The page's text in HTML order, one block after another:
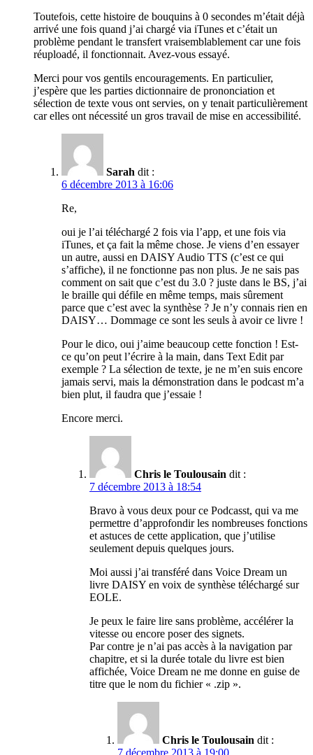
Toutefois, cette histoire de bouquins à 0 secondes m’était déjà
arrivé une fois quand j’ai chargé via iTunes et c’était un
problème pendant le transfert vraisemblablement car une fois
réuploadé, il fonctionnait. Avez-vous essayé.
Merci pour vos gentils encouragements. En particulier,
j’espère que les parties dictionnaire de prononciation et
sélection de texte vous ont servies, on y tenait particulièrement
car elles ont nécessité un gros travail de mise en accessibilité.
Sarah dit :
6 décembre 2013 à 16:06
Re,
oui je l’ai téléchargé 2 fois via l’app, et une fois via
iTunes, et ça fait la même chose. Je viens d’en essayer
un autre, aussi en DAISY Audio TTS (c’est ce qui
s’affiche), il ne fonctionne pas non plus. Je ne sais pas
comment on sait que c’est du 3.0 ? juste dans le BS, j’ai
le braille qui défile en même temps, mais sûrement
parce que c’est avec la synthèse ? Je n’y connais rien en
DAISY… Dommage ce sont les seuls à avoir ce livre !
Pour le dico, oui j’aime beaucoup cette fonction ! Est-
ce qu’on peut l’écrire à la main, dans Text Edit par
exemple ? La sélection de texte, je ne m’en suis encore
jamais servi, mais la démonstration dans le podcast m’a
bien plut, il faudra que j’essaie !
Encore merci.
Chris le Toulousain dit :
7 décembre 2013 à 18:54
Bravo à vous deux pour ce Podcasst, qui va me
permettre d’approfondir les nombreuses fonctions
et astuces de cette application, que j’utilise
seulement depuis quelques jours.
Moi aussi j’ai transféré dans Voice Dream un
livre DAISY en voix de synthèse téléchargé sur
EOLE.
Je peux le faire lire sans problème, accélérer la
vitesse ou encore poser des signets.
Par contre je n’ai pas accès à la navigation par
chapitre, et si la durée totale du livre est bien
affichée, Voice Dream ne me donne en guise de
titre que le nom du fichier « .zip ».
Chris le Toulousain dit :